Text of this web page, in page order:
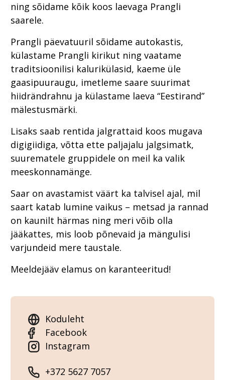
ning sõidame kõik koos laevaga Prangli
saarele.
Prangli päevatuuril sõidame autokastis,
külastame Prangli kirikut ning vaatame
traditsioonilisi kalurikülasid, kaeme üle
gaasipuuraugu, imetleme saare suurimat
hiidrändrahnu ja külastame laeva “Eestirand”
mälestusmärki.
Lisaks saab rentida jalgrattaid koos mugava
digigiidiga, võtta ette paljajalu jalgsimatk,
suurematele gruppidele on meil ka valik
meeskonnamänge.
Saar on avastamist väärt ka talvisel ajal, mil
saart katab lumine vaikus – metsad ja rannad
on kaunilt härmas ning meri võib olla
jääkattes, mis loob põnevaid ja mängulisi
varjundeid mere taustale.
Meeldejääv elamus on karanteeritud!
Koduleht
Facebook
Instagram
+372 5627 7057